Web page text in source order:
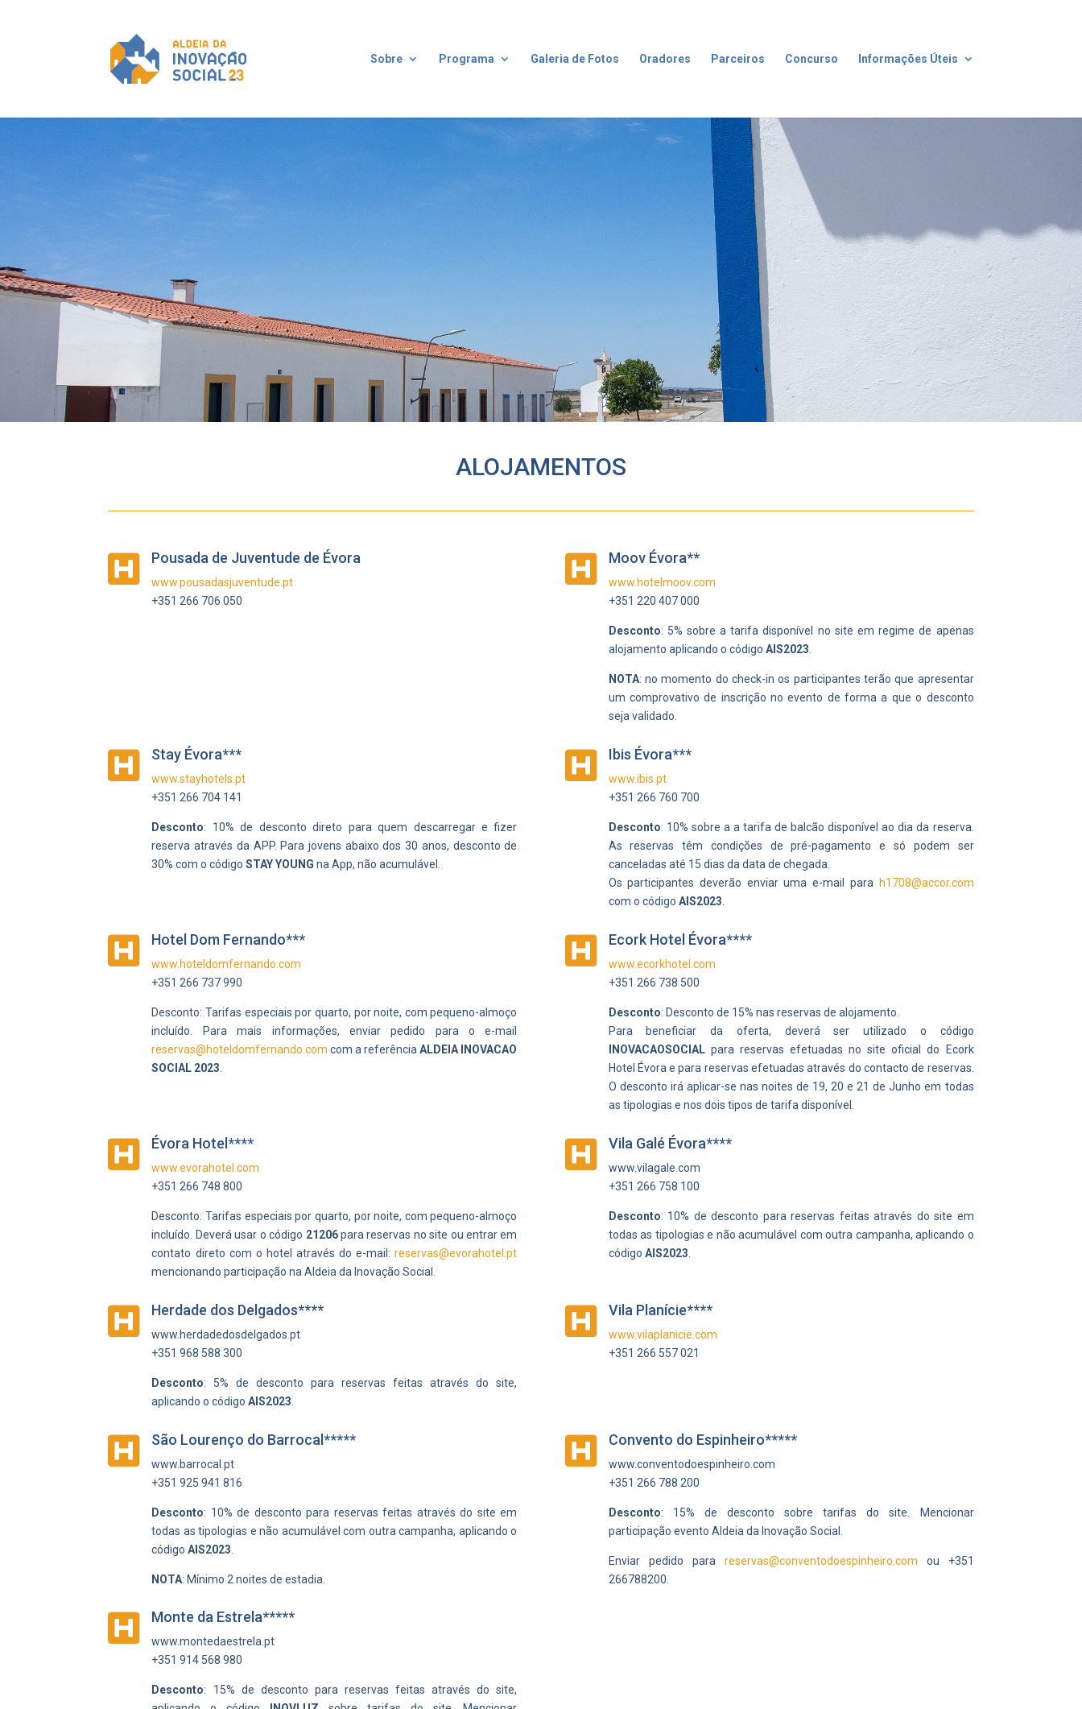
Sobre Programa Galeria de Fotos Oradores Parceiros Concurso Informações Úteis
ALOJAMENTOS
 Pousada de Juventude de Évora
www.pousadasjuventude.pt
+351 266 706 050
 Moov Évora**
www.hotelmoov.com
+351 220 407 000
Desconto: 5% sobre a tarifa disponível no site em regime de apenas
alojamento aplicando o código AIS2023.
NOTA: no momento do check-in os participantes terão que apresentar
um comprovativo de inscrição no evento de forma a que o desconto
seja validado.
 Stay Évora***
www.stayhotels.pt
+351 266 704 141
Desconto: 10% de desconto direto para quem descarregar e fizer
reserva através da APP. Para jovens abaixo dos 30 anos, desconto de
30% com o códigoSTAY YOUNG na App, não acumulável.
 Ibis Évora***
www.ibis.pt
+351 266 760 700
Desconto: 10% sobre a a tarifa de balcão disponível ao dia da reserva.
As reservas têm condições de pré-pagamento e só podem ser
canceladas até 15 dias da data de chegada.
Os participantes deverão enviar uma e-mail para
h1708@accor.com
com o código AIS2023
 Hotel Dom Fernando***
www.hoteldomfernando.com
+351 266 737 990
Desconto:Tarifas especiais por quarto, por noite, com pequeno-almoço
incluído.
Para mais informações, enviar pedido para o e-mail
reservas@hoteldomfernando.com com a referência ALDEIA INOVACAO
SOCIAL 2023
 Ecork Hotel Évora****
www.ecorkhotel.com
+351 266 738 500
Desconto: Desconto de 15% nas reservas de alojamento.
Para beneficiar da oferta, deverá ser utilizado o código
INOVACAOSOCIALpara reservas efetuadas no site oficial do Ecork
Hotel Évora e para reservas efetuadas através do contacto de reservas.
O desconto irá aplicar-se nas noites de 19, 20 e 21 de Junho em todas
as tipologias e nos dois tipos de tarifa disponível.
 Évora Hotel****
www.evorahotel.com
+351 266 748 800
Desconto:Tarifas especiais por quarto, por noite, com pequeno-almoço
incluído. Deverá usar o código 21206para reservas no site ou entrar em
contato direto com o hotel através do e-mail:reservas@evorahotel.pt
mencionando participação na Aldeia da Inovação Social.
 Vila Galé Évora****
www.vilagale.com
+351 266 758 100
Desconto: 10% de desconto para reservas feitas através do site em
todas as tipologias e não acumulável com outra campanha, aplicando o
código AIS2023
 Herdade dos Delgados****
www.herdadedosdelgados.pt
+351 968 588 300
Desconto: 5% de desconto para reservas feitas através do site,
aplicando o códigoAIS2023
 Vila Planície****
www.vilaplanicie.com
+351 266 557 021
 São Lourenço do Barrocal*****
www.barrocal.pt
+351 925 941 816
Desconto: 10% de desconto para reservas feitas através do site em
todas as tipologias e não acumulável com outra campanha, aplicando o
códigoAIS2023
NOTA: Mínimo 2 noites de estadia.
 Convento do Espinheiro*****
www.conventodoespinheiro.com
+351 266 788 200
Desconto: 15% de desconto sobre tarifas do site. Mencionar
participação evento Aldeia da Inovação Social.
Enviar pedido para reservas@conventodoespinheiro.com ou +351
266788200.
 Monte da Estrela*****
www.montedaestrela.pt
+351 914 568 980
Desconto: 15% de desconto para reservas feitas através do site,